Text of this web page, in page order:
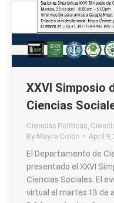
XXVI Simposio
Ciencias
Ciencias Políticas
ByMayra Colón
April 9,
El Departamento de
presentado el XXVI
Ciencias Sociales. El
virtual el martes 13 de